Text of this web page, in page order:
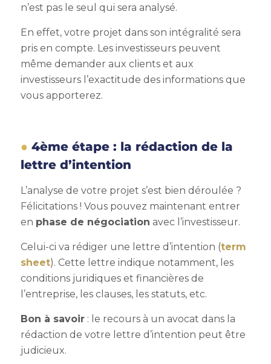
n’est pas le seul qui sera analysé.
En effet, votre projet dans son intégralité sera
pris en compte. Les investisseurs peuvent
même demander aux clients et aux
investisseurs l’exactitude des informations que
vous apporterez.
4ème étape : la rédaction de la
lettre d’intention
L’analyse de votre projet s’est bien déroulée ?
Félicitations ! Vous pouvez maintenant entrer
en phase de négociation avec l’investisseur.
Celui-ci va rédiger une lettre d’intention (term
sheet). Cette lettre indique notamment, les
conditions juridiques et financières de
l’entreprise, les clauses, les statuts, etc.
Bon à savoir: le recours à un avocat dans la
rédaction de votre lettre d’intention peut être
judicieux.